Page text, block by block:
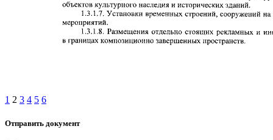
1 2 3 4 5 6
Отправить документ